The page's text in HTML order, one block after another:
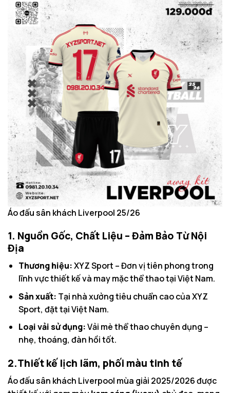
Áo đấu sân khách Liverpool 25/26
1. Nguồn Gốc, Chất Liệu – Đảm Bảo Từ Nội
Địa
Thương hiệu:XYZ Sport – Đơn vị tiên phong trong
lĩnh vực thiết kế và may mặc thể thao tại Việt Nam.
Sản xuất: Tại nhà xưởng tiêu chuẩn cao của XYZ
Sport, đặt tại Việt Nam.
Loại vải sử dụng:Vải mè thể thao chuyên dụng –
nhẹ, thoáng, đàn hồi tốt.
2.Thiết kế lịch lãm, phối màu tinh tế
Áo đấu sân khách Liverpool mùa giải 2025/2026 được